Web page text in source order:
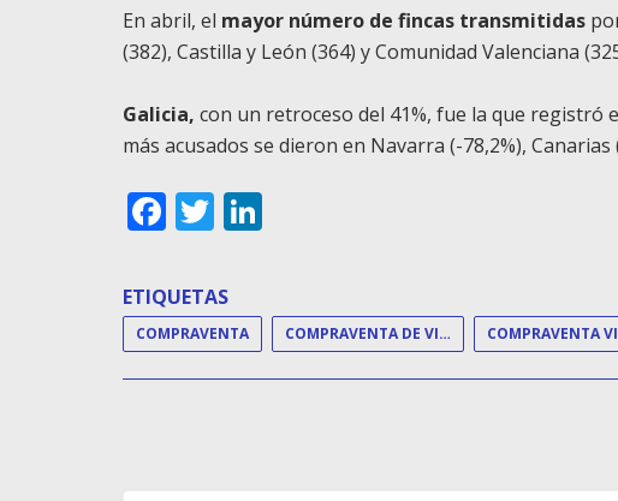
En abril, el mayor número de fincas transmitidas
(382), Castilla y León (364) y Comunidad Valenciana
Galicia, con un retroceso del 41%, fue la que registró
más acusados se dieron en Navarra (-78,2%), Canarias
Facebook
Twitter
ETIQUETAS
COMPRAVENTA COMPRAVENTA DE VIVIENDAS